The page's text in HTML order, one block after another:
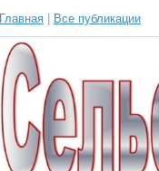
Главная Все публикации